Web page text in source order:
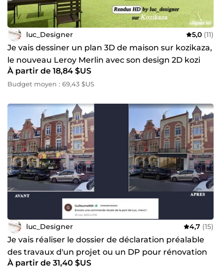
luc_Designer 5,0 (11)
Je vais dessiner un plan 3D de maison sur kozikaza,
le nouveau Leroy Merlin avec son design 2D kozi
À partir de 18,84 $US
Budget moyen : 69,43 $US
luc_Designer 4,7 (15)
Je vais réaliser le dossier de déclaration préalable
des travaux d'un projet ou un DP pour rénovation
maison
À partir de 31,40 $US